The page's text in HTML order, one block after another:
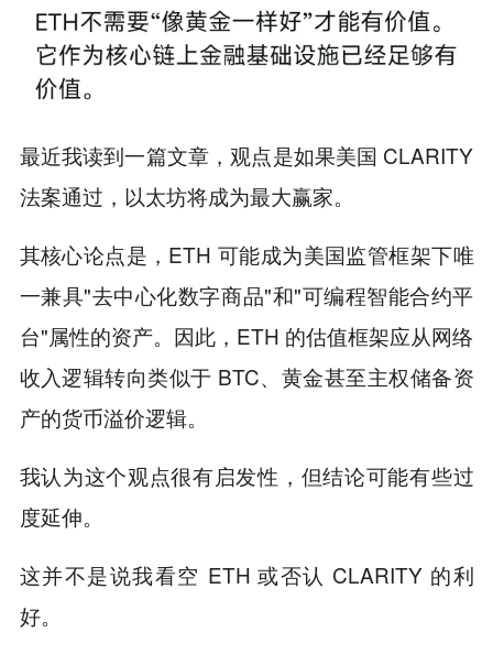
最近我读到一篇文章，观点是如果美国 CLARITY
法案通过，以太坊将成为最大赢家。
其核心论点是，ETH 可能成为美国监管框架下唯
一兼具"去中心化数字商品"和"可编程智能合约平
台"属性的资产。因此，ETH 的估值框架应从网络
收入逻辑转向类似于 BTC、黄金甚至主权储备资
产的货币溢价逻辑。
我认为这个观点很有启发性，但结论可能有些过
度延伸。
这并不是说我看空 ETH 或否认 CLARITY 的利
好。